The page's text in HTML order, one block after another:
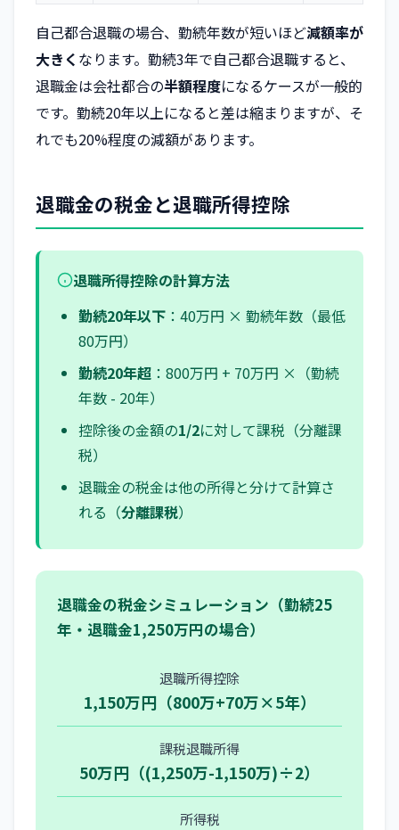
自己都合退職の場合、勤続年数が短いほど減額率が
大きく なります。勤続3年で自己都合退職すると、
退職金は会社都合の半額程度になるケースが一般的
です。勤続20年以上になると差は縮まりますが、そ
れでも20%程度の減額があります。
退職金の税金と退職所得控除
退職所得控除の計算方法
勤続20年以下 ：40万円 × 勤続年数（最低
80万円）
勤続20年超 ：800万円 + 70万円 ×（勤続
年数 - 20年）
控除後の金額の1/2に対して課税（分離課
税）
退職金の税金は他の所得と分けて計算さ
れる（分離課税）
退職金の税金シミュレーション（勤続25
年・退職金1,250万円の場合）
退職所得控除
1,150万円（800万+70万×5年）
課税退職所得
50万円（(1,250万-1,150万)÷2）
所得税